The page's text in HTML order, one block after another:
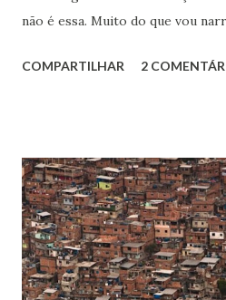
não é essa. Muito do que vou
é chamar atenção para a
eles estão errados e que o
parte, é que está certo. Seria
parte. Mesmo porque, pelo que
primam pela boa intenção. E isso
COMPARTILHAR 2